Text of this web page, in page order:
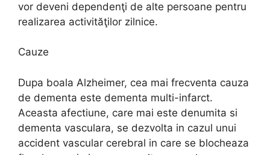
vor deveni dependenţi de alte persoane pentru
realizarea activităţilor zilnice.
Cauze
Dupa boala Alzheimer, cea mai frecventa cauza
de dementa este dementa multi-infarct.
Aceasta afectiune, care mai este denumita si
dementa vasculara, se dezvolta in cazul unui
accident vascular cerebral in care se blocheaza